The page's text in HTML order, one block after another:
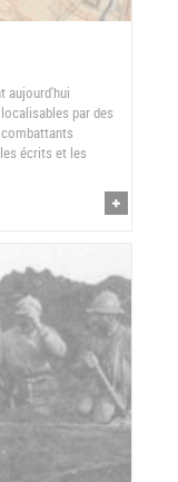
aujourd'hui
par des
écrits et les